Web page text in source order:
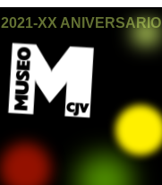
2021-XX ANIVERSARIO